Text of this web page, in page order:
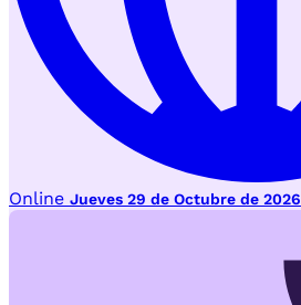
Online Jueves 29 de Octubre de 2026